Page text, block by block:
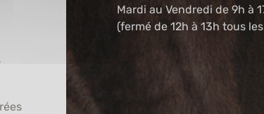
Mardi au Vendredi de 9h à
(fermé de 12h à 13h tous